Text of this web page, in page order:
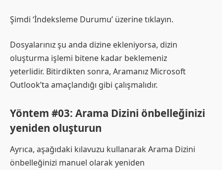
Şimdi ‘İndeksleme Durumu’ üzerine tıklayın.
Dosyalarınız şu anda dizine ekleniyorsa, dizin
oluşturma işlemi bitene kadar beklemeniz
yeterlidir. Bitirdikten sonra, Aramanız Microsoft
Outlook’ta amaçlandığı gibi çalışmalıdır.
Yöntem #03: Arama Dizini önbelleğinizi
yeniden oluşturun
Ayrıca, aşağıdaki kılavuzu kullanarak Arama Dizini
önbelleğinizi manuel olarak yeniden